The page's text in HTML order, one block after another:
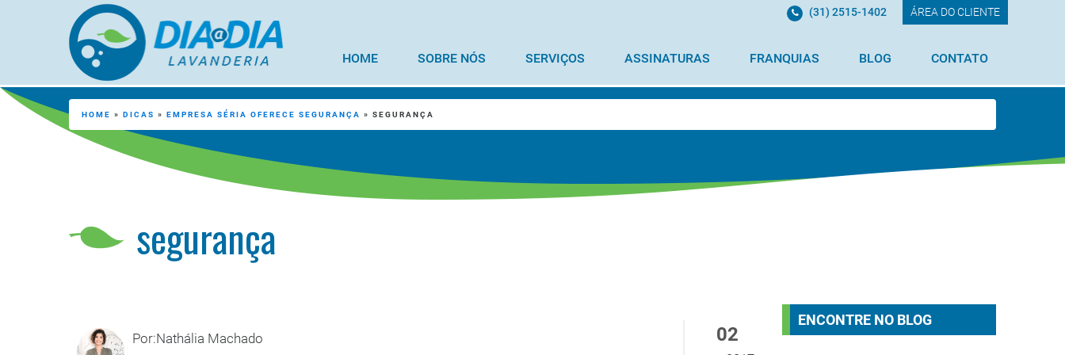
ÁREA DO CLIENTE
(31) 2515-1402
HOME SOBRE NÓS SERVIÇOS ASSINATURAS FRANQUIAS BLOG CONTATO
segurança
HOME » DICAS » EMPRESA SÉRIA OFERECE SEGURANÇA » SEGURANÇA
Por:Nathália Machado 02
ENCONTRE NO BLOG